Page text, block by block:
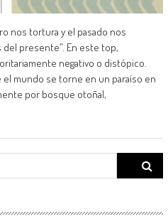
nos tortura y el pasado nos
presente”. En este top,
negativo o distópico.
el mundo se torne en un paraíso en
por bosque otoñal,
Search
for: